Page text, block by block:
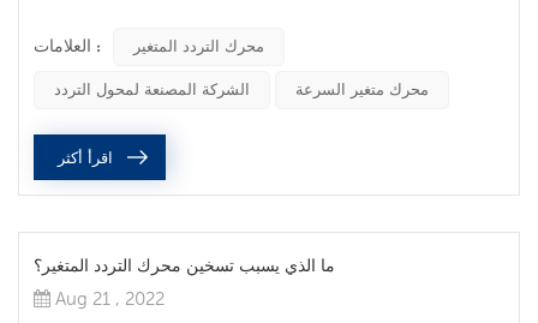
دوران ثابت ، والتردد 50-100 هرتز (السرعة 1480-2800 لفة /
تنظيم السرعة بالكامل (0-2800 لفة / دقيقة) ، والذي يلبي
بشكل أساسي متطلبات معدات القيادة العامة. خصائص عملها
العلامات : محرك التردد المتغير
الشركة المصنعة لمحول التردد محرك متغير السرعة
اقرأ أكثر
ما الذي يسبب تسخين محرك التردد المتغير؟
Aug 21 , 2022